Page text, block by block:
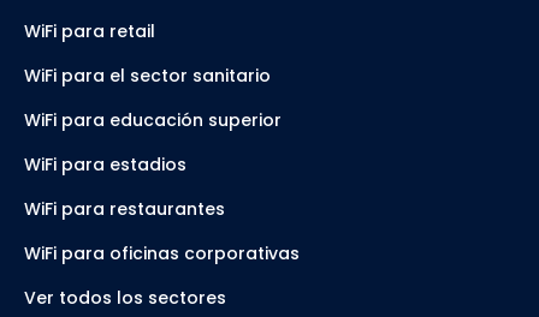
WiFi para retail
WiFi para el sector sanitario
WiFi para educación superior
WiFi para estadios
WiFi para restaurantes
WiFi para oficinas corporativas
Ver todos los sectores